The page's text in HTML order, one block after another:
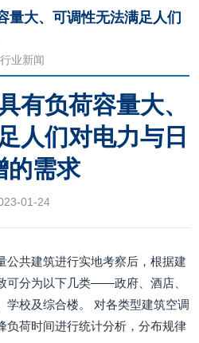
量大、可调性无法满足人们
业新闻
有负荷容量大、
人们对电力与日
的需求
01-24
公共建筑进行实地考察后，根据建
可分为以下几类——政府、酒店、
学校及综合楼。 对各类型建筑空调
负荷时间进行统计分析，分布规律